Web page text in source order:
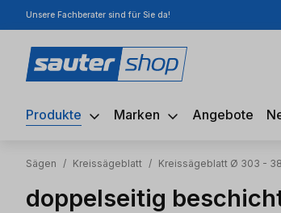
Hauptinhalt springen
Zur Suche springen
Zur Hauptnavigation springen
Unsere Fachberater sind für Sie da!
Produkte Marken Angebote
Sägen / Kreissägeblatt / Kreissägeblatt Ø 303 -
doppelseitig